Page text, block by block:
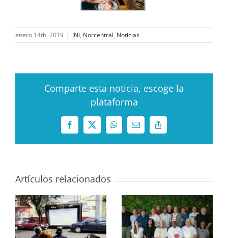
enero 14th, 2019 | JNI, Norcentral, Noticias
Comparte esta noticia, escoge la
plataforma
Facebook
X WhatsAppCorreo
electrónico
Copy
Link
Artículos relacionados